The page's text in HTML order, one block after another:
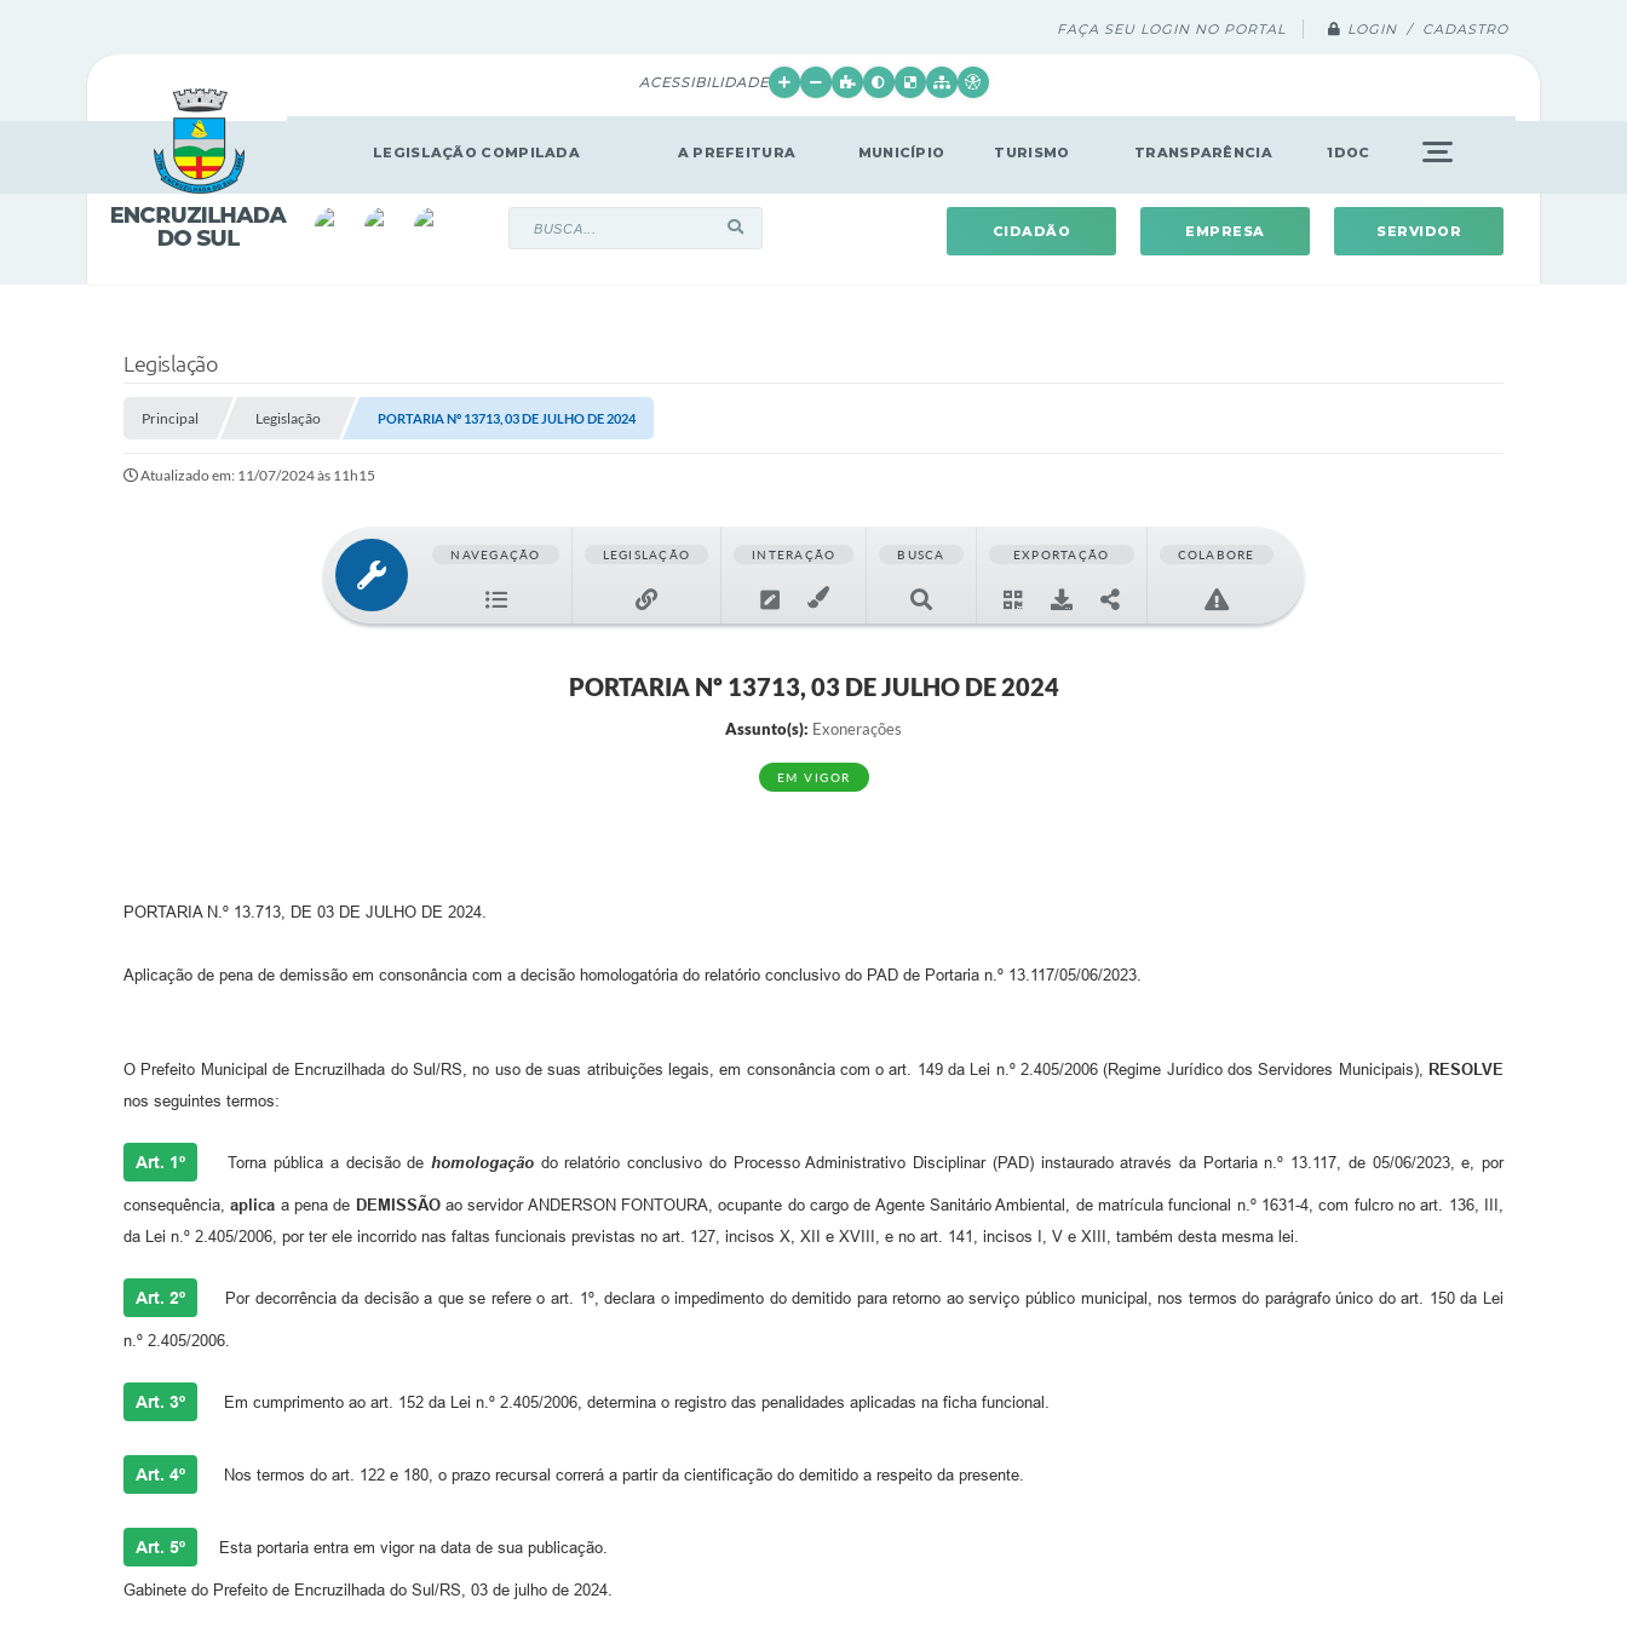
FAÇA SEU LOGIN NO PORTAL LOGIN / CADASTRO
ACESSIBILIDADE
LEGISLAÇÃO COMPILADA A PREFEITURA MUNICÍPIO TURISMO TRANSPARÊNCIA 1DOC
CIDADÃO EMPRESA SERVIDOR
Legislação
Principal Legislação PORTARIA Nº 13713, 03 DE JULHO DE 2024
Atualizado em: 11/07/2024 às 11h15
NAVEGAÇÃO LEGISLAÇÃO INTERAÇÃO BUSCA EXPORTAÇÃO COLABORE
PORTARIA Nº 13713, 03 DE JULHO DE 2024
Assunto(s): Exonerações
EM VIGOR
PORTARIA N.º 13.713, DE 03 DE JULHO DE 2024.
Aplicação de pena de demissão em consonância com a decisão homologatória do relatório conclusivo do PAD de Portaria n.º 13.117/05/06/2023.
O Prefeito Municipal de Encruzilhada do Sul/RS, no uso de suas atribuições legais, em consonância com o art. 149 da Lei n.º 2.405/2006 (Regime Jurídico dos Servidores Municipais), RESOLVE
nos seguintes termos:
Art. 1º Torna pública a decisão dehomologação do relatório conclusivo do Processo Administrativo Disciplinar (PAD) instaurado através da Portaria n.º 13.117, de 05/06/2023, e, por
consequência,aplica a pena de DEMISSÃOao servidor ANDERSON FONTOURA, ocupante do cargo de Agente Sanitário Ambiental, de matrícula funcional n.º 1631-4, com fulcro no art. 136, III,
da Lei n.º 2.405/2006, por ter ele incorrido nas faltas funcionais previstas no art. 127, incisos X, XII e XVIII, e no art. 141, incisos I, V e XIII, também desta mesma lei.
Art. 2º Por decorrência da decisão a que se refere o art. 1º, declara o impedimento do demitido para retorno ao serviço público municipal, nos termos do parágrafo único do art. 150 da Lei
n.º 2.405/2006.
Art. 3º Em cumprimento ao art. 152 da Lei n.º 2.405/2006, determina o registro das penalidades aplicadas na ficha funcional.
Art. 4º Nos termos do art. 122 e 180, o prazo recursal correrá a partir da cientificação do demitido a respeito da presente.
Art. 5º Esta portaria entra em vigor na data de sua publicação.
Gabinete do Prefeito de Encruzilhada do Sul/RS, 03 de julho de 2024.